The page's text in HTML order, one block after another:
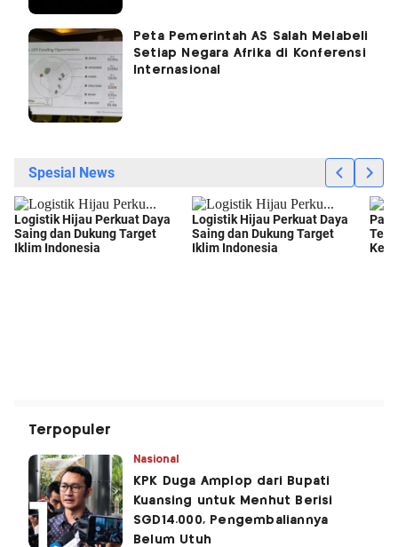
Peta Pemerintah AS Salah Melabeli
Setiap Negara Afrika di Konferensi
Internasional
Terpopuler
Nasional
KPK Duga Amplop dari Bupati
Kuansing untuk Menhut Berisi
SGD14.000, Pengembaliannya
Belum Utuh